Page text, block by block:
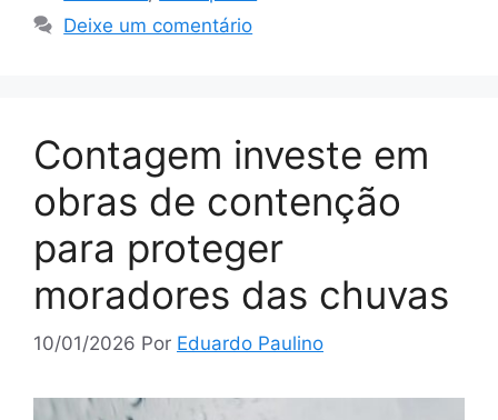
Deixe um comentário
Contagem investe em
obras de contenção
para proteger
moradores das chuvas
10/01/2026 Por Eduardo Paulino